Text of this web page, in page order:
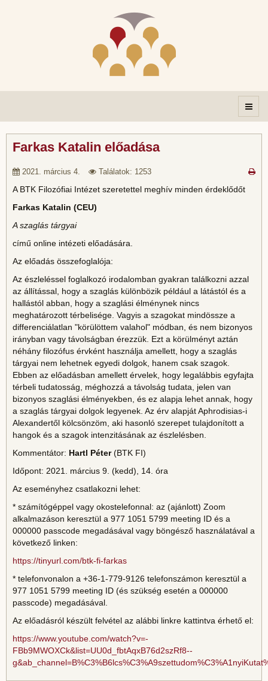
Farkas Katalin előadása
2021. március 4. Találatok: 1253
A BTK Filozófiai Intézet szeretettel meghív minden érdeklődőt
Farkas Katalin (CEU)
A szaglás tárgyai
című online intézeti előadására.
Az előadás összefoglalója:
Az észleléssel foglalkozó irodalomban gyakran találkozni azzal
az állítással, hogy a szaglás különbözik például a látástól és a
hallástól abban, hogy a szaglási élménynek nincs
meghatározott térbelisége. Vagyis a szagokat mindössze a
differenciálatlan "körülöttem valahol" módban, és nem bizonyos
irányban vagy távolságban érezzük. Ezt a körülményt aztán
néhány filozófus érvként használja amellett, hogy a szaglás
tárgyai nem lehetnek egyedi dolgok, hanem csak szagok.
Ebben az előadásban amellett érvelek, hogy legalábbis egyfajta
térbeli tudatosság, méghozzá a távolság tudata, jelen van
bizonyos szaglási élményekben, és ez alapja lehet annak, hogy
a szaglás tárgyai dolgok legyenek. Az érv alapját Aphrodisias-i
Alexandertől kölcsönzöm, aki hasonló szerepet tulajdonított a
hangok és a szagok intenzitásának az észlelésben.
Kommentátor: Hartl Péter(BTK FI)
Időpont: 2021. március 9. (kedd), 14. óra
Az eseményhez csatlakozni lehet:
* számítógéppel vagy okostelefonnal: az (ajánlott) Zoom
alkalmazáson keresztül a 977 1051 5799 meeting ID és a
000000 passcode megadásával vagy böngésző használatával a
következő linken:
https://tinyurl.com/btk-fi-farkas
* telefonvonalon a +36-1-779-9126 telefonszámon keresztül a
977 1051 5799 meeting ID (és szükség esetén a 000000
passcode) megadásával.
Az előadásról készült felvétel az alábbi linkre kattintva érhető el:
https://www.youtube.com/watch?v=-
FBb9MWOXCk&list=UU0d_fbtAqxB76d2szRf8--